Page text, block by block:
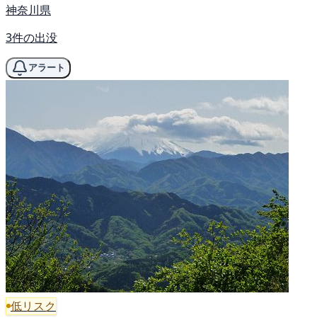
神奈川県
3件の出没
アラート
低リスク